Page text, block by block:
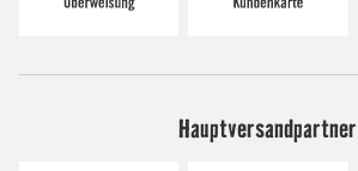
Hauptversandpartner